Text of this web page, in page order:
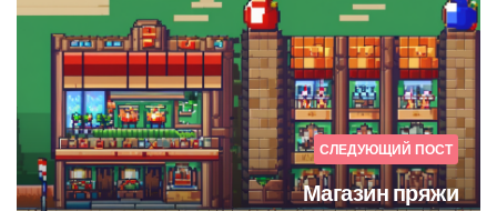
СЛЕДУЮЩИЙ ПОСТ
Магазин пряжи